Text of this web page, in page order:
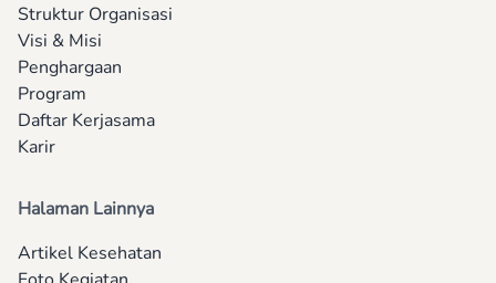
Struktur Organisasi
Visi & Misi
Penghargaan
Program
Daftar Kerjasama
Karir
Halaman Lainnya
Artikel Kesehatan